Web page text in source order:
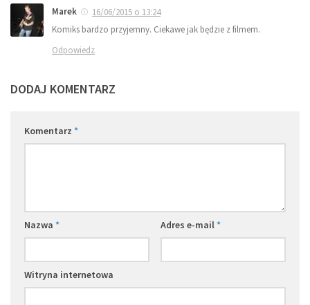
Marek
16/06/2015 o 13:24
Komiks bardzo przyjemny. Ciekawe jak będzie z filmem.
Odpowiedz
DODAJ KOMENTARZ
Komentarz *
Nazwa * Adres e-mail*
Witryna internetowa